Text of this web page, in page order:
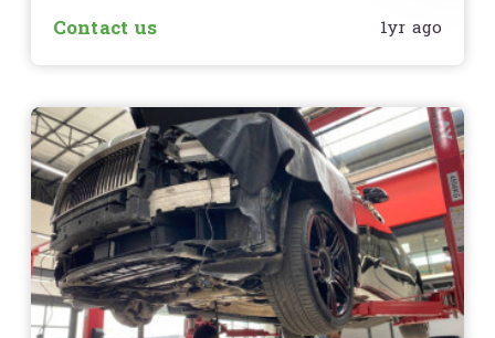
Contact us 1yr ago